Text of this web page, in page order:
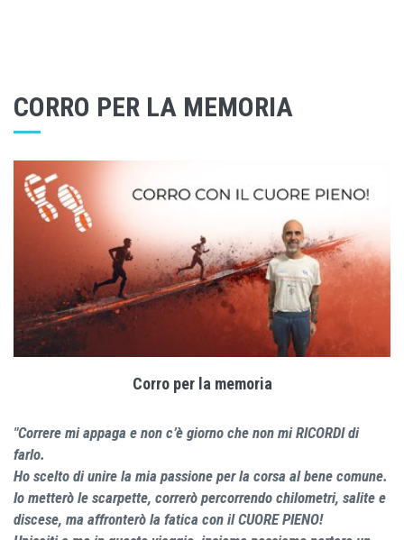
CORRO PER LA MEMORIA
Corro per la memoria
"Correre mi appaga e non c’è giorno che non mi RICORDI di
farlo.
Ho scelto di unire la mia passione per la corsa al bene comune.
Io metterò le scarpette, correrò percorrendo chilometri, salite e
discese, ma affronterò la fatica con il CUORE PIENO!